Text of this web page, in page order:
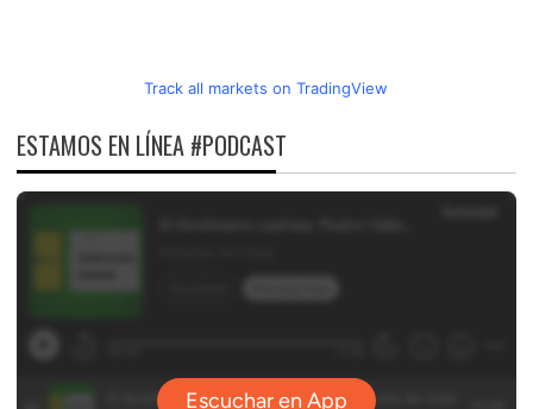
Track all markets on TradingView
ESTAMOS EN LÍNEA #PODCAST